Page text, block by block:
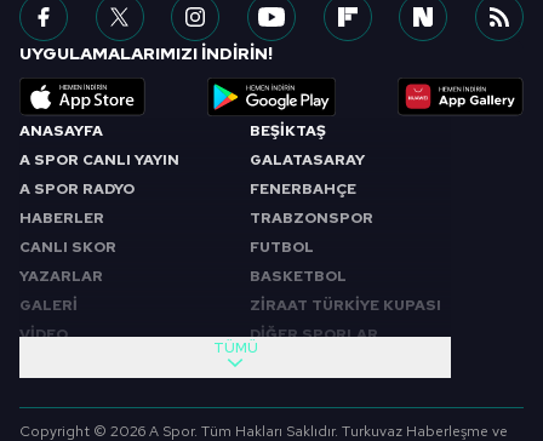
ANASAYFA
A SPOR CANLI YAYIN
A SPOR RADYO
HABERLER
CANLI SKOR
YAZARLAR
GALERİ
VİDEO
BEŞİKTAŞ
GALATASARAY
FENERBAHÇE
TRABZONSPOR
FUTBOL
BASKETBOL
ZİRAAT TÜRKİYE KUPASI
DİĞER SPORLAR
SABAH SPORU
FUTBOL
TÜMÜ
UYGULAMALARIMIZI İNDİRİN!
Copyright © 2026 A Spor. Tüm Hakları Saklıdır. Turkuvaz Haberleşme ve